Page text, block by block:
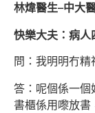
林煒醫生–中大
快樂大夫：病人
問：我明明冇精
答：呢個係一個
書櫃係用嚟放書